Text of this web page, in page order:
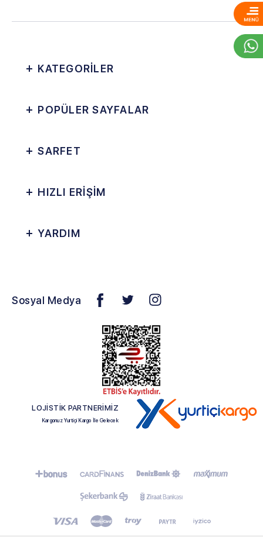
KATEGORİLER
POPÜLER SAYFALAR
SARFET
HIZLI ERİŞİM
YARDIM
Sosyal Medya
LOJİSTİK PARTNERİMİZ
Kargonuz Yurtiçi Kargo İle Gelecek